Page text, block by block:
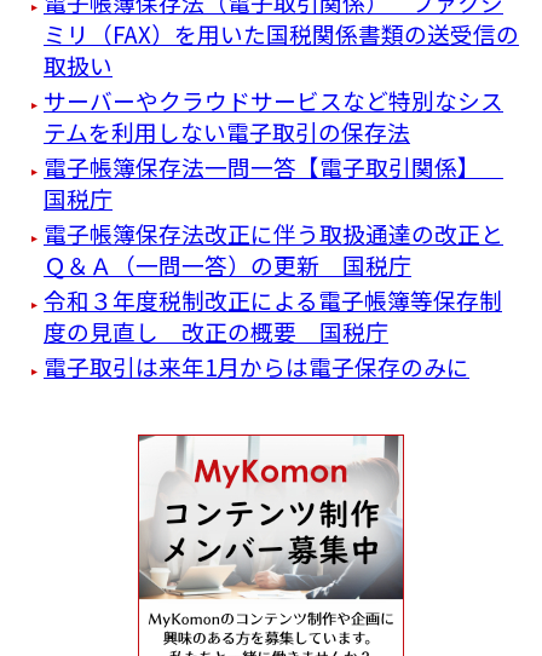
ミリ（FAX）を用いた国税関係書類の送受信の
取扱い
サーバーやクラウドサービスなど特別なシス
テムを利用しない電子取引の保存法
電子帳簿保存法一問一答【電子取引関係】
国税庁
電子帳簿保存法改正に伴う取扱通達の改正と
Ｑ＆Ａ（一問一答）の更新 国税庁
令和３年度税制改正による電子帳簿等保存制
度の見直し 改正の概要 国税庁
電子取引は来年1月からは電子保存のみに